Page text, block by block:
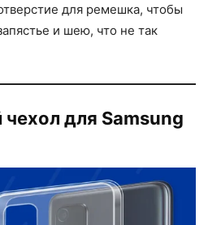
для ремешка, чтобы
и шею, что не так
для Samsung